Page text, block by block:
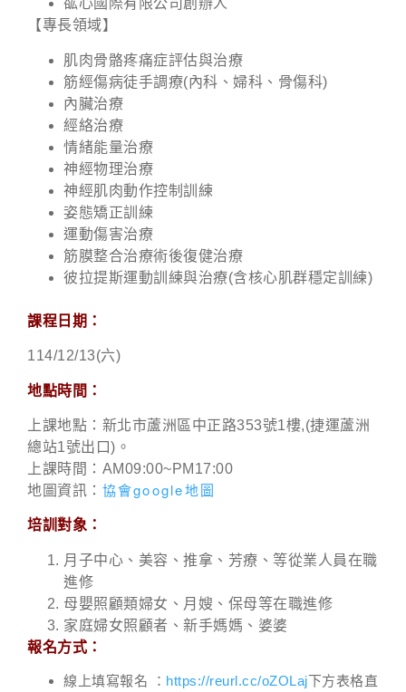
谹心國際有限公司創辦人
【專長領域】
肌肉骨骼疼痛症評估與治療
筋經傷病徒手調療(內科、婦科、骨傷科)
內臟治療
經絡治療
情緒能量治療
神經物理治療
神經肌肉動作控制訓練
姿態矯正訓練
運動傷害治療
筋膜整合治療術後復健治療
彼拉提斯運動訓練與治療(含核心肌群穩定訓練)
課程日期：
114/12/13(六)
地點時間：
上課地點：新北市蘆洲區中正路353號1樓,(捷運蘆洲
總站1號出口)。
上課時間：AM09:00~PM17:00
地圖資訊： 協會google地圖
培訓對象：
月子中心、美容、推拿、芳療、等從業人員在職
進修
母嬰照顧類婦女、月嫂、保母等在職進修
家庭婦女照顧者、新手媽媽、婆婆
報名方式：
線上填寫報名 ： https://reurl.cc/oZOLaj下方表格直